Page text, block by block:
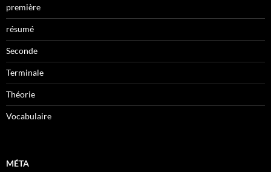
première
résumé
Seconde
Terminale
Théorie
Vocabulaire
MÉTA